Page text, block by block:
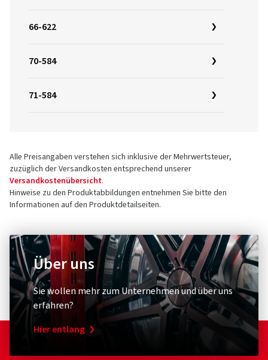
66-622
70-584
71-584
Alle Preisangaben verstehen sich inklusive der Mehrwertsteuer,
zuzüglich der Versandkosten entsprechend unserer
Versandkostenübersicht.
Hinweise zu den Produktabbildungen entnehmen Sie bitte den
Informationen auf den Produktdetailseiten.
Über uns
Sie wollen mehr zum Unternehmen und über uns
erfahren?
Hier entlang